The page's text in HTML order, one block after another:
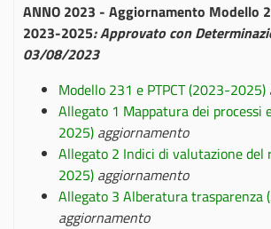
ANNO 2023 - Aggiornamento Modello
2023-2025:Approvato con
03/08/2023
Modello 231 e PTPCT (2023-2025)
Allegato 1 Mappatura dei processi
2025) aggiornamento
Allegato 2 Indici di valutazione del
2025) aggiornamento
Allegato 3 Alberatura trasparenza
aggiornamento